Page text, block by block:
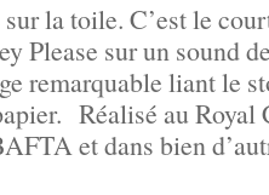
la toile. C’est le
Please sur un sound
remarquable liant le
Réalisé au
et dans bien